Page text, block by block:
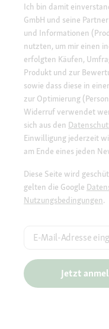
Ich bin damit
GmbH und seine
und Informationen
nutzten, um mir einen
erfolgten Käufen,
Produkt und zur
sowie dass diese in
zur Optimierung
Widerruf verwendet
sich aus den
Einwilligung jederzeit
am Ende eines jeden
Diese Seite wird
gelten die Google
Nutzungsbedingungen.
E-Mail-Adresse
Jetzt